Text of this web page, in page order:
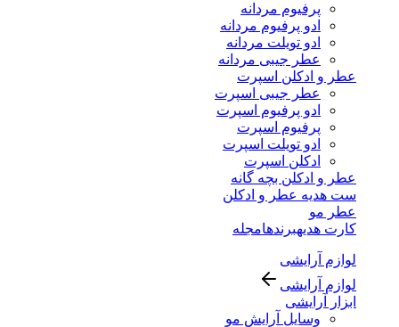
پرفیوم مردانه
ادو پرفیوم مردانه
ادو تویلت مردانه
عطر جیبی مردانه
عطر و ادکلن اسپرت
عطر جیبی اسپرت
ادو پرفیوم اسپرت
پرفیوم اسپرت
ادو تویلت اسپرت
ادکلن اسپرت
عطر و ادکلن بچه گانه
ست هدیه عطر و ادکلن
عطر مو
کارت هدیهبرندهامجله
لوازم آرایشی
لوازم آرایشی
ابزار آرایشی
وسایل آرایش مو